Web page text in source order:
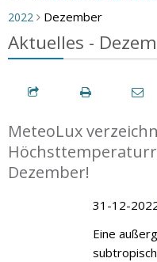
2022 > Dezember
Aktuelles -
MeteoLux
Dezember!
31-12-
Eine